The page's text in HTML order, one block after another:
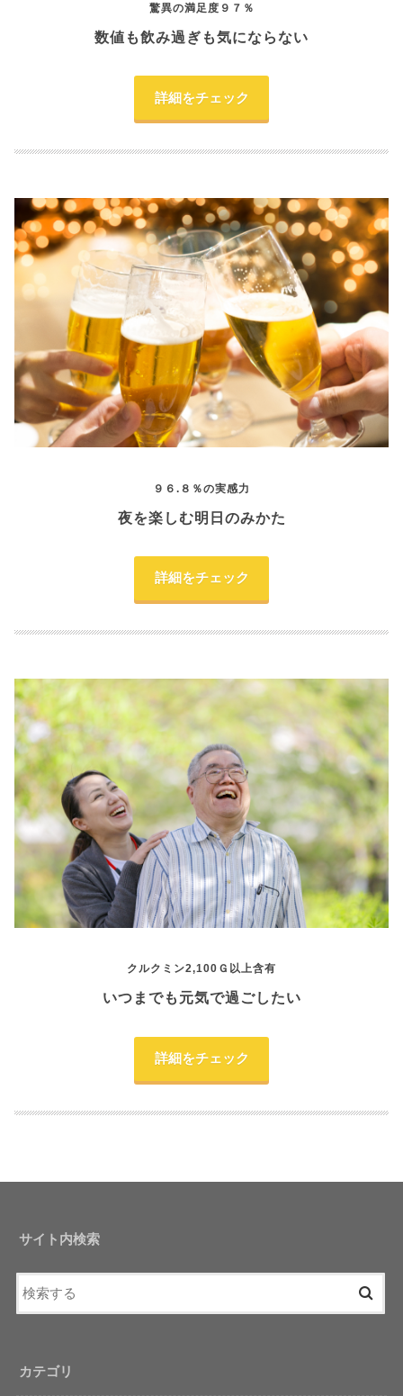
驚異の満足度９７％
数値も飲み過ぎも気にならない
詳細をチェック
９６.８％の実感力
夜を楽しむ明日のみかた
詳細をチェック
クルクミン2,100Ｇ以上含有
いつまでも元気で過ごしたい
詳細をチェック
サイト内検索
カテゴリ